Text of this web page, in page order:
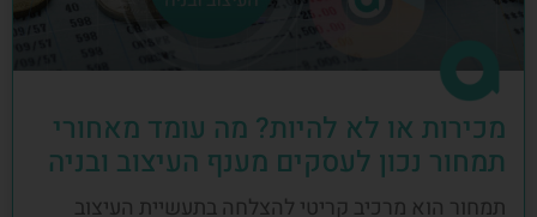
מכירות או לא להיות? מה עומד מאחורי
תמחור נכון לעסקים מענף העיצוב ובניה
תמחור הוא מרכיב קריטי להצלחה בתעשיית העיצוב